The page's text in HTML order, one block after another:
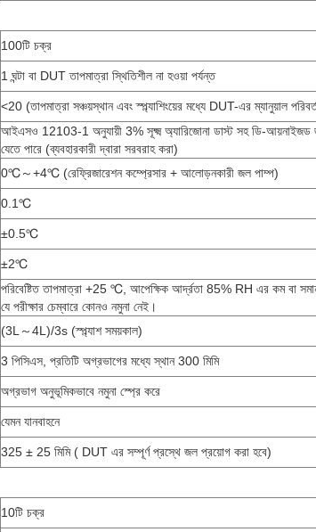
100টি চক্র
1 ঘন্টা বা DUT তাপমাত্রা স্থিতিশীল না হওয়া পর্যন্ত
<20 (তাপমাত্রা সঞ্চয়স্থান এবং স্প্ল্যাশিংয়ের মধ্যে DUT-এর ম্যানুয়াল
আইএসও 12103-1 অনুযায়ী 3% সূক্ষ্ম অ্যারিজোনা ডাস্ট সহ ডি-
যেতে পারে (ব্যবহারকারী দ্বারা সরবরাহ করা)
0℃～+4℃ (রেফ্রিজারেশন কম্প্রেসার + আলোড়নকারী জল পাম্প)
0.1℃
±0.5℃
±2℃
পরিবেষ্টিত তাপমাত্রা +25 ℃, আপেক্ষিক আর্দ্রতা 85% RH এর কম বা
যে পরীক্ষার চেম্বারে কোনও নমুনা নেই।
(3L～4L)/3s (স্প্ল্যাশ সময়কাল)
3 পিসিএস, প্রতিটি অগ্রভাগের মধ্যে স্থান 300 মিমি
অগ্রভাগ অনুভূমিকভাবে নমুনা স্প্রে করে
যেমন যানবাহনে
325 ± 25 মিমি ( DUT এর সম্পূর্ণ প্রস্থে জল প্রয়োগ করা হবে)
10টি চক্র